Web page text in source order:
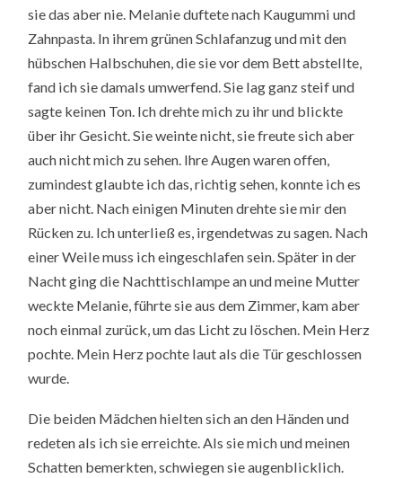
sie das aber nie. Melanie duftete nach Kaugummi und
Zahnpasta. In ihrem grünen Schlafanzug und mit den
hübschen Halbschuhen, die sie vor dem Bett abstellte,
fand ich sie damals umwerfend. Sie lag ganz steif und
sagte keinen Ton. Ich drehte mich zu ihr und blickte
über ihr Gesicht. Sie weinte nicht, sie freute sich aber
auch nicht mich zu sehen. Ihre Augen waren offen,
zumindest glaubte ich das, richtig sehen, konnte ich es
aber nicht. Nach einigen Minuten drehte sie mir den
Rücken zu. Ich unterließ es, irgendetwas zu sagen. Nach
einer Weile muss ich eingeschlafen sein. Später in der
Nacht ging die Nachttischlampe an und meine Mutter
weckte Melanie, führte sie aus dem Zimmer, kam aber
noch einmal zurück, um das Licht zu löschen. Mein Herz
pochte. Mein Herz pochte laut als die Tür geschlossen
wurde.
Die beiden Mädchen hielten sich an den Händen und
redeten als ich sie erreichte. Als sie mich und meinen
Schatten bemerkten, schwiegen sie augenblicklich.